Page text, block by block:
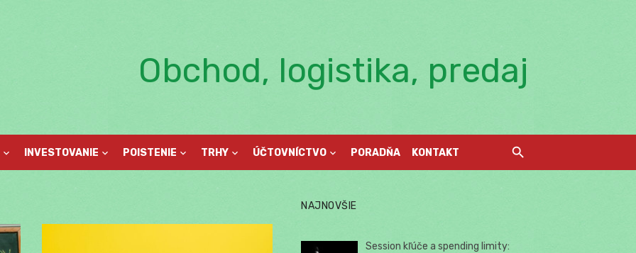
Obchod, logistika, predaj
INVESTOVANIE POISTENIE TRHY ÚČTOVNÍCTVO PORADŇA KONTAKT
NAJNOVŠIE
Session kľúče a spending limity: